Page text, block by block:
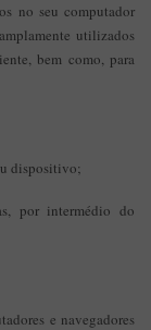
no seu computador
utilizados
bem como, para
dispositivo;
por intermédio do
e navegadores